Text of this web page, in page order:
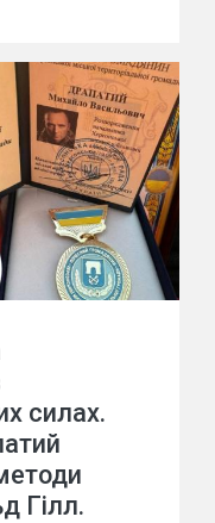
силах.
Гілл.